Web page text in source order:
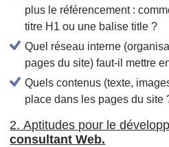
plus le référencement :
titre H1 ou une balise title ?
Quel réseau interne
pages du site) faut-il mettre
Quels contenus (texte,
place dans les pages du site
2. Aptitudes pour le
consultant Web.